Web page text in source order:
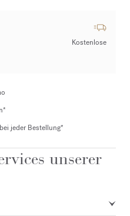
Kostenlose
bei jeder Bestellung*
unserer